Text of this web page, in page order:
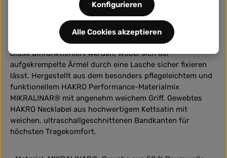
verknotet für extra festen Halt -, Ersatzknopf,
Doppelkappnaht an den Seitennähten. HAKRO 3/4-Arm-
Vario Bluse MIKRALINAR® mit weitenverstellbaren
Manschetten kann durch Vario-Ärmel leicht zur 1/2-Arm-
Bluse umfunktioniert werden, wobei sich der
aufgekrempelte Ärmel durch eine Lasche sicher fixieren
lässt. Hergestellt aus dem besonders pflegeleichtem und
funktionellem HAKRO Performance-Materialmix
MIKRALINAR® mit angenehm weichem Griff. Gewebtes
HAKRO Necklabel aus hochwertigem Kettsatin mit
weichen, ultraschallgeschnittenen Bandkanten für
höchsten Tragekomfort.
Konfigurieren
Alle Cookies akzeptieren